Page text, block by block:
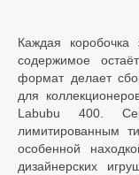
Каждая
содержимое
формат делает
для
Labubu 400.
лимитированным
особенной
дизайнерских